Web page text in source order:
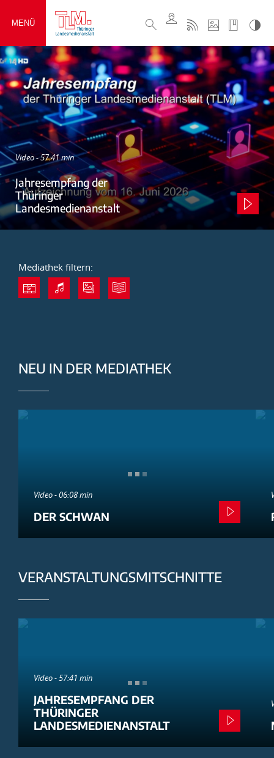
MENÜ
Video - 57:41 min
Jahresempfang der
Thüringer
Landesmedienanstalt
Mediathek filtern:
NEU IN DER MEDIATHEK
Video - 06:08 min
DER SCHWAN
VERANSTALTUNGSMITSCHNITTE
Video - 57:41 min
JAHRESEMPFANG DER
THÜRINGER
LANDESMEDIENANSTALT